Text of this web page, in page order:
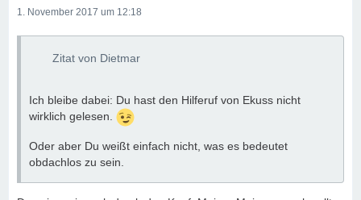
1. November 2017 um 12:18
Zitat von Dietmar
Ich bleibe dabei: Du hast den Hilferuf von Ekuss nicht
wirklich gelesen.
Oder aber Du weißt einfach nicht, was es bedeutet
obdachlos zu sein.